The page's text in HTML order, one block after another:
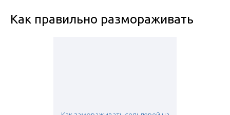
Как правильно размораживать